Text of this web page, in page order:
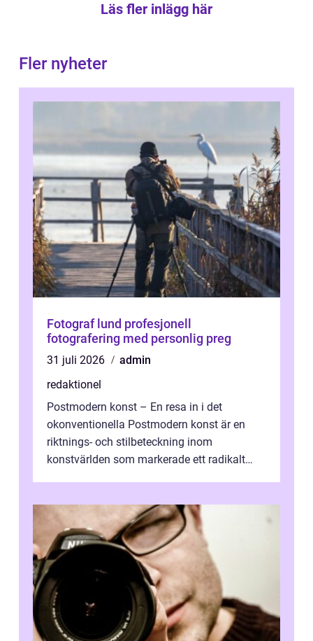
Läs fler inlägg här
Fler nyheter
Fotograf lund profesjonell
fotografering med personlig preg
31 juli 2026
admin
redaktionel
Postmodern konst – En resa in i det
okonventionella Postmodern konst är en
riktnings- och stilbeteckning inom
konstvärlden som markerade ett radikalt